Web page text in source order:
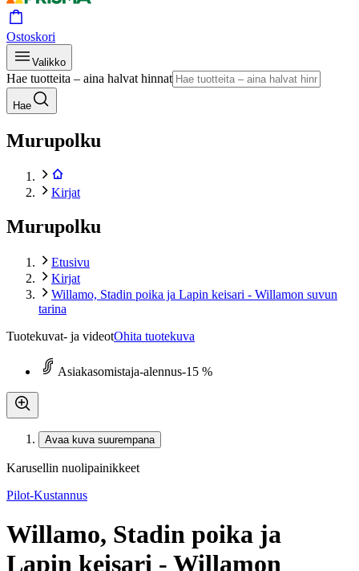
Ostoskori
Valikko
Hae tuotteita – aina halvat hinnat
Hae
Murupolku
Kirjat
Murupolku
Etusivu
Kirjat
Willamo, Stadin poika ja Lapin keisari - Willamon suvun
tarina
Tuotekuvat- ja videotOhita tuotekuva
Asiakasomistaja-alennus-15 %
Avaa kuva suurempana
Karusellin nuolipainikkeet
Pilot-Kustannus
Willamo, Stadin poika ja
Lapin keisari - Willamon